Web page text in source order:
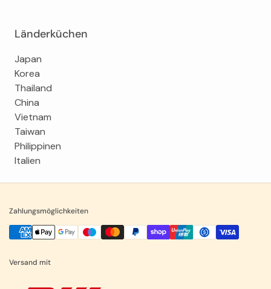
Länderküchen
Japan
Korea
Thailand
China
Vietnam
Taiwan
Philippinen
Italien
Zahlungsmöglichkeiten
Versand mit